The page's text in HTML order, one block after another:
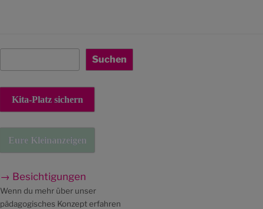
Suchen
Kita-Platz sichern
Eure Kleinanzeigen
→ Besichtigungen
Wenn du mehr über unser
pädagogisches Konzept erfahren